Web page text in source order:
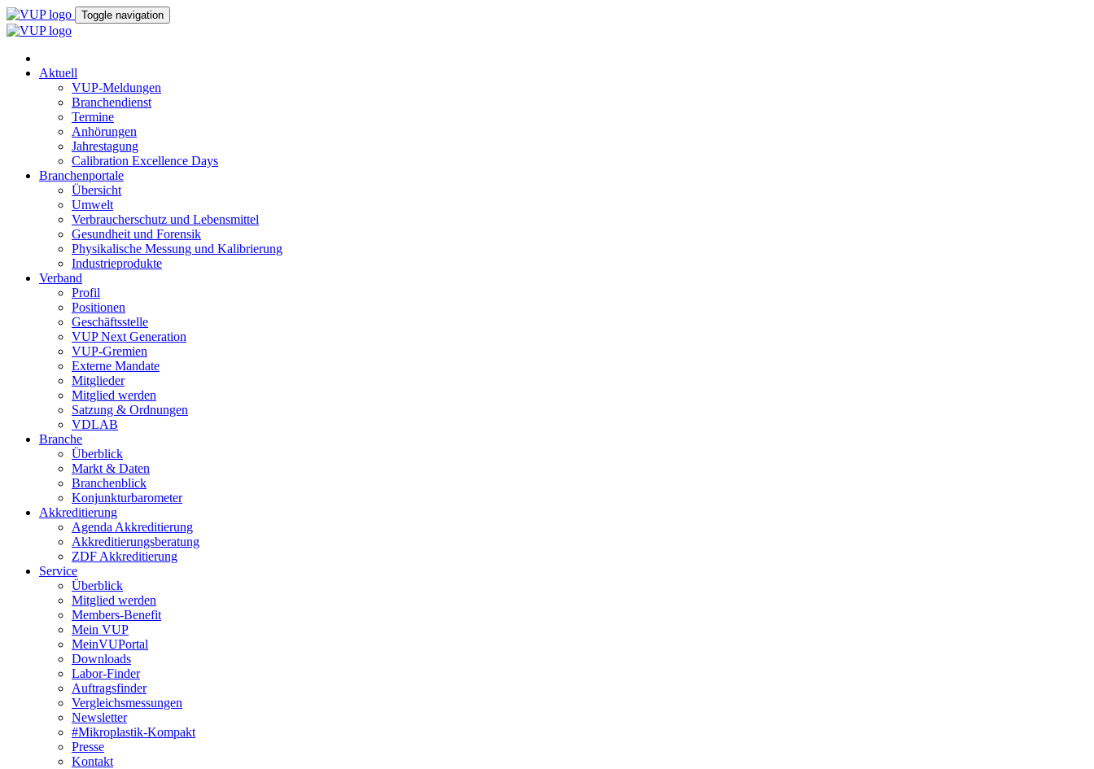
Toggle navigation
Aktuell
VUP-Meldungen
Branchendienst
Termine
Anhörungen
Jahrestagung
Calibration Excellence Days
Branchenportale
Übersicht
Umwelt
Verbraucherschutz und Lebensmittel
Gesundheit und Forensik
Physikalische Messung und Kalibrierung
Industrieprodukte
Verband
Profil
Positionen
Geschäftsstelle
VUP Next Generation
VUP-Gremien
Externe Mandate
Mitglieder
Mitglied werden
Satzung & Ordnungen
VDLAB
Branche
Überblick
Markt & Daten
Branchenblick
Konjunkturbarometer
Akkreditierung
Agenda Akkreditierung
Akkreditierungsberatung
ZDF Akkreditierung
Service
Überblick
Mitglied werden
Members-Benefit
Mein VUP
MeinVUPortal
Downloads
Labor-Finder
Auftragsfinder
Vergleichsmessungen
Newsletter
#Mikroplastik-Kompakt
Presse
Kontakt